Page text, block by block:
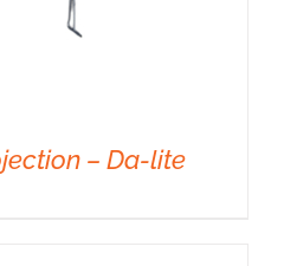
– Da-lite